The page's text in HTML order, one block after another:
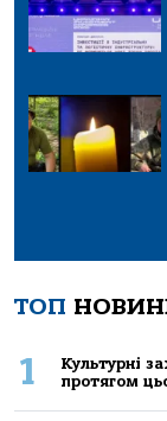
ТОП
1
Культурні
протягом